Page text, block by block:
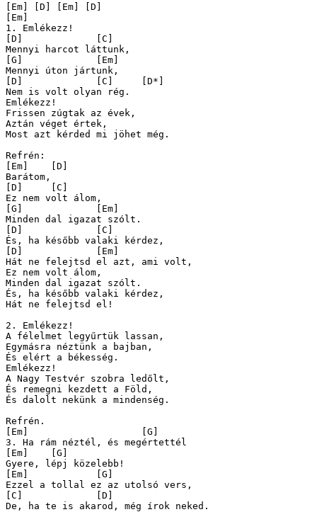
[Em] [D] [Em] [D]
[Em]
1. Emlékezz!
[D]		[C]
Mennyi harcot láttunk,
[G] 		[Em]
Mennyi úton jártunk,
[D]		[C]	[D*]
Nem is volt olyan rég.
Emlékezz!
Frissen zúgtak az évek,
Aztán véget értek,
Most azt kérded mi jöhet még.
Refrén:
[Em] 	[D]
Barátom,
[D]	[C]
Ez nem volt álom,
[G]		[Em]
Minden dal igazat szólt.
[D]		[C]
És, ha később valaki kérdez,
[D]		[Em]
Hát ne felejtsd el azt, ami volt,
Ez nem volt álom,
Minden dal igazat szólt.
És, ha később valaki kérdez,
Hát ne felejtsd el!
2. Emlékezz!
A félelmet legyűrtük lassan,
Egymásra néztünk a bajban,
És elért a békesség.
Emlékezz!
A Nagy Testvér szobra ledőlt,
És remegni kezdett a Föld,
És dalolt nekünk a mindenség.
Refrén.
[Em] 			[G]
3. Ha rám néztél, és megértettél
[Em] 	[G]
Gyere, lépj közelebb!
[Em] 		[G]
Ezzel a tollal ez az utolsó vers,
[C]		[D]
De, ha te is akarod, még írok neked.